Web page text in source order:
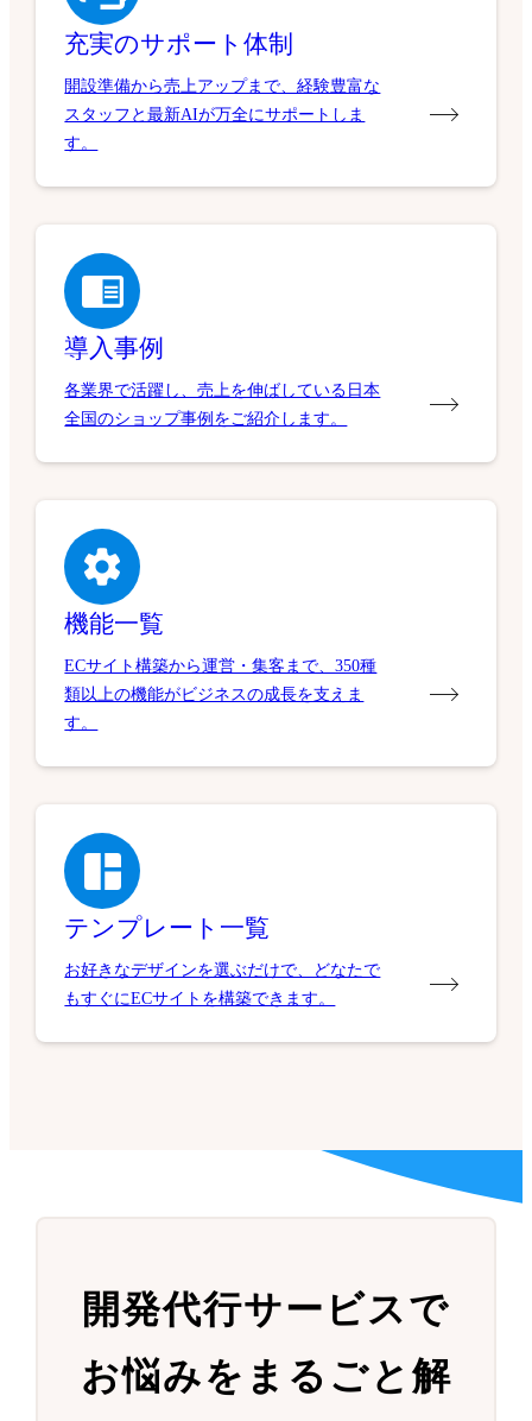
充実のサポート体制
開設準備から売上アップまで、経験豊富な
スタッフと最新AIが万全にサポートしま
す。
導入事例
各業界で活躍し、売上を伸ばしている日本
全国のショップ事例をご紹介します。
機能一覧
ECサイト構築から運営・集客まで、350種
類以上の機能がビジネスの成長を支えま
す。
テンプレート一覧
お好きなデザインを選ぶだけで、どなたで
もすぐにECサイトを構築できます。
開発代行サービスで
お悩みをまるごと解